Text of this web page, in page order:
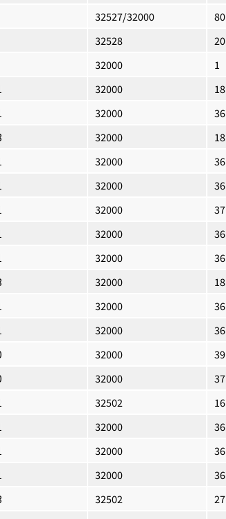
32527/32000
80
32528
20
32000
1
32000
18
32000
36
32000
18
32000
36
32000
36
32000
37
32000
36
32000
36
32000
18
32000
36
32000
36
32000
39
32000
37
32502
16
32000
36
32000
36
32000
36
32502
27